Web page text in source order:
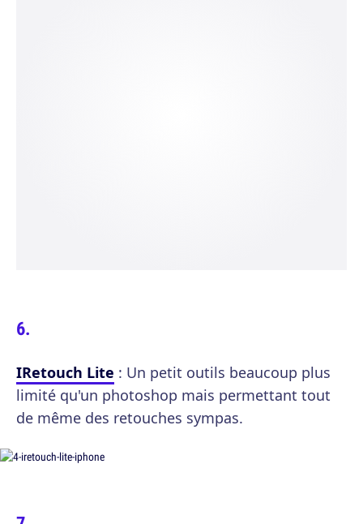
IRetouch Lite : Un petit outils beaucoup plus
limité qu'un photoshop mais permettant tout
de même des retouches sympas.